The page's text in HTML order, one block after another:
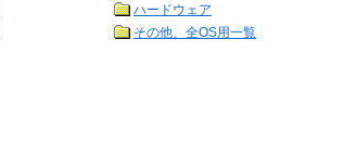
ハードウェア
その他、全OS用一覧